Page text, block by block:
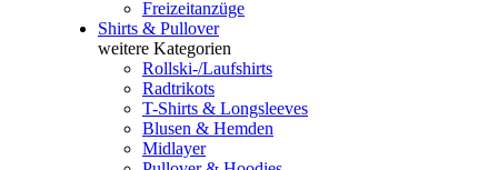
Freizeitanzüge
Shirts & Pullover
weitere Kategorien
Rollski-/Laufshirts
Radtrikots
T-Shirts & Longsleeves
Blusen & Hemden
Midlayer